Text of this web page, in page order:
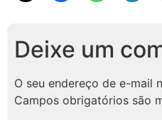
Deixe um
O seu endereço de e-mail
Campos obrigatórios são